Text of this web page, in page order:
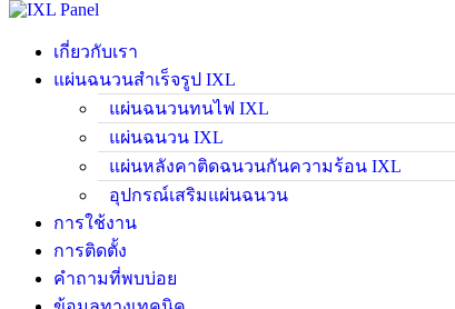
เกี่ยวกับเรา
แผ่นฉนวนสำเร็จรูป IXL
แผ่นฉนวนทนไฟ IXL
แผ่นฉนวน IXL
แผ่นหลังคาติดฉนวนกันความร้อน IXL
อุปกรณ์เสริมแผ่นฉนวน
การใช้งาน
การติดตั้ง
คำถามที่พบบ่อย